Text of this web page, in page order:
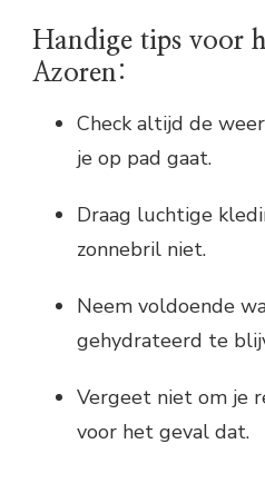
Handige tips voor
Azoren:
Check altijd de
je op pad gaat.
Draag luchtige
zonnebril niet.
Neem voldoende
gehydrateerd te
Vergeet niet om je
voor het geval dat.